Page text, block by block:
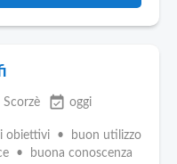
Scorzè event_available oggi
obiettivi • buon utilizzo
• buona conoscenza